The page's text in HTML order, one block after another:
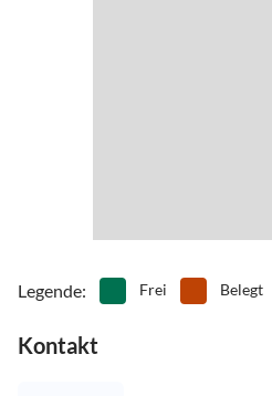
Legende: Frei Belegt
Kontakt